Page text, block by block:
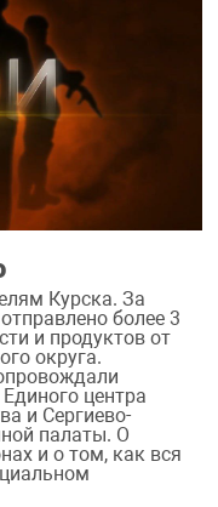
Курска. За
более 3
и продуктов от
округа.
центра
и Сергиево-
палаты. О
и о том, как вся